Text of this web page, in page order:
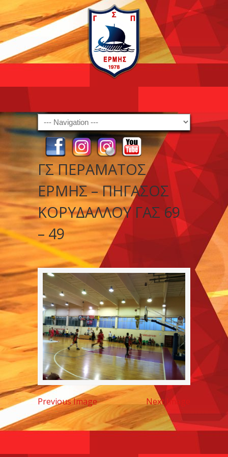
Navigation
ΓΣ ΠΕΡΑΜΑΤΟΣ
ΕΡΜΗΣ – ΠΗΓΑΣΟΣ
ΚΟΡΥΔΑΛΛΟΥ ΓΑΣ 69
– 49
Previous Image Next Image